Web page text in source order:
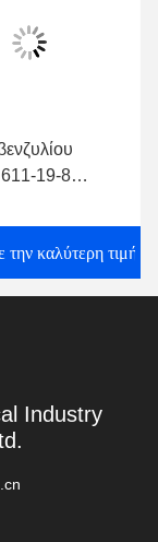
611-19-8
την καλύτερη τιμή
Industry